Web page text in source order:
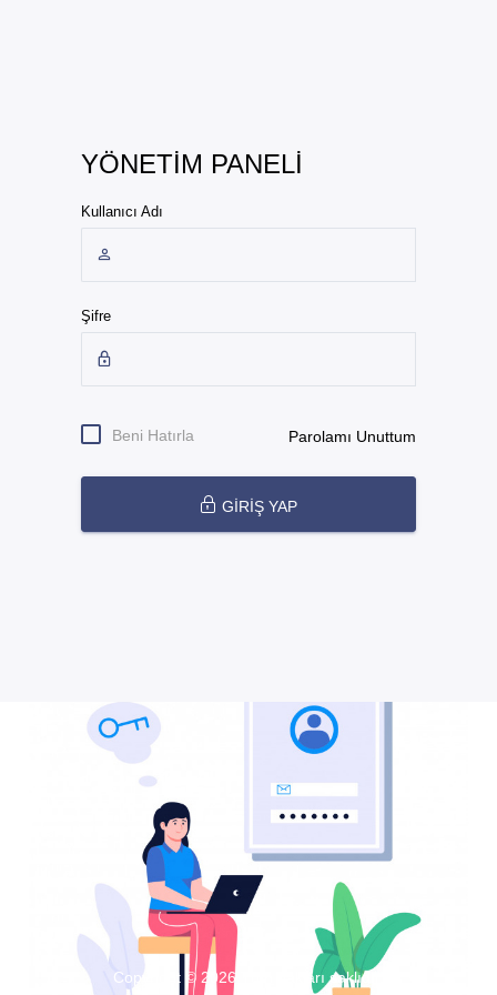
YÖNETİM PANELİ
Kullanıcı Adı
Şifre
Beni Hatırla Parolamı Unuttum
GİRİŞ YAP
Copyright © 2026 Tüm hakları saklıdır.